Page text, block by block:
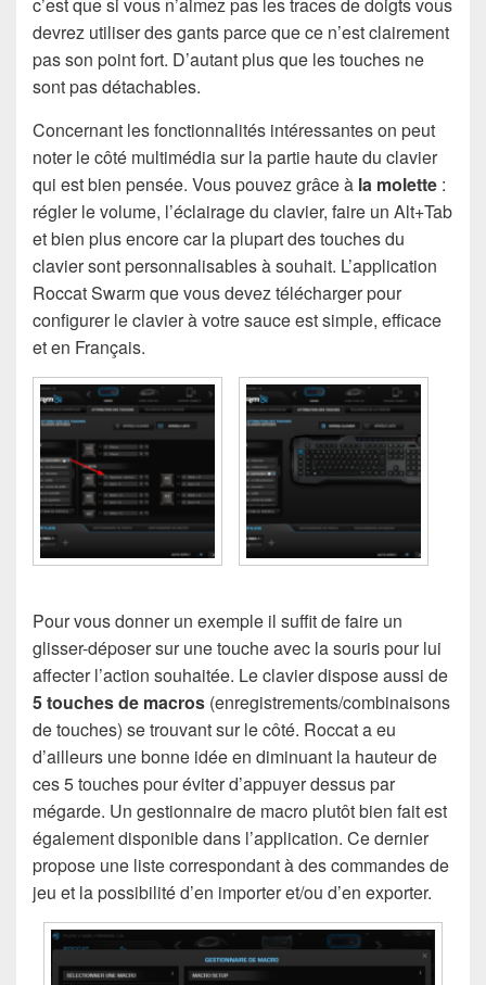
devrez utiliser des gants parce que ce n’est clairement
pas son point fort. D’autant plus que les touches ne
sont pas détachables.
Concernant les fonctionnalités intéressantes on peut
noter le côté multimédia sur la partie haute du clavier
qui est bien pensée. Vous pouvez grâce à la molette :
régler le volume, l’éclairage du clavier, faire un Alt+Tab
et bien plus encore car la plupart des touches du
clavier sont personnalisables à souhait. L’application
Roccat Swarm que vous devez télécharger pour
configurer le clavier à votre sauce est simple, efficace
et en Français.
Pour vous donner un exemple il suffit de faire un
glisser-déposer sur une touche avec la souris pour lui
affecter l’action souhaitée. Le clavier dispose aussi de
5 touches de macros (enregistrements/combinaisons
de touches) se trouvant sur le côté. Roccat a eu
d’ailleurs une bonne idée en diminuant la hauteur de
ces 5 touches pour éviter d’appuyer dessus par
mégarde. Un gestionnaire de macro plutôt bien fait est
également disponible dans l’application. Ce dernier
propose une liste correspondant à des commandes de
jeu et la possibilité d’en importer et/ou d’en exporter.